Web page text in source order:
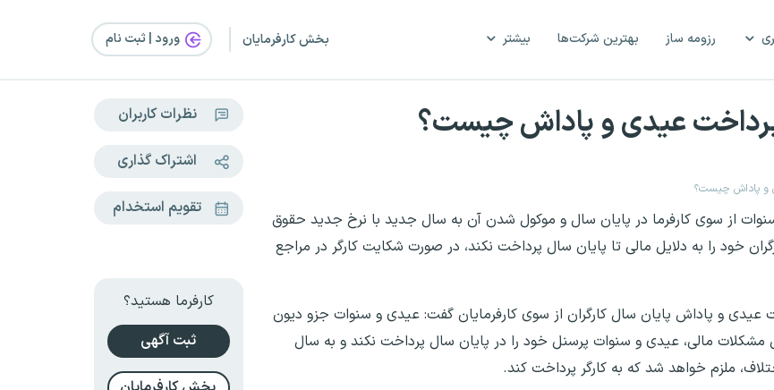
رزومه ساز بهترین شرکت‌ها بیشتر بخش کارفرمایان ورود | ثبت‌ نام
عیدی و پاداش چیست؟
و پاداش چیست؟
از سوی کارفرما در پایان سال و موکول شدن آن ‌به سال جدید با نرخ جدید حقوق
خود را به دلایل مالی تا پایان سال پرداخت نکند، در صورت شکایت کارگر در مراجع
عیدی و پاداش پایان سال کارگران از سوی کارفرمایان گفت: عیدی و سنوات جزو دیون
مشکلات مالی، عیدی و سنوات پرسنل خود را در پایان سال پرداخت نکند و به سال
ملزم خواهد شد که به کارگر پرداخت کند.
نظرات کاربران
اشتراک گذاری
تقویم استخدام
کارفرما هستید؟
ثبت آگهی